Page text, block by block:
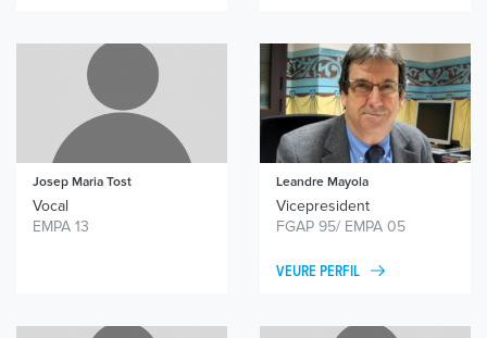
Josep Maria Tost
Vocal
EMPA 13
Leandre Mayola
Vicepresident
FGAP 95/ EMPA 05
VEURE PERFIL